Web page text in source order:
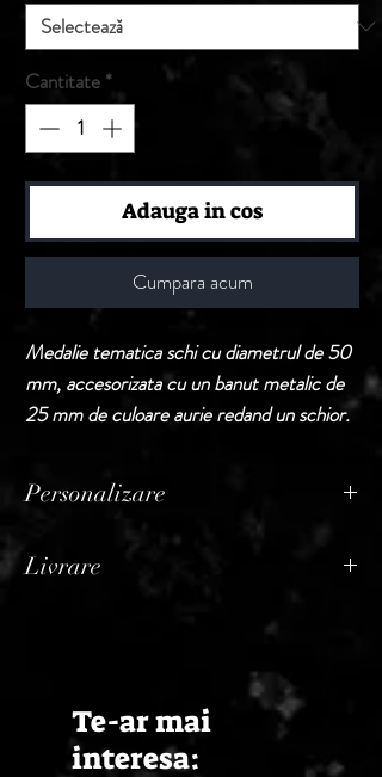
Cantitate *
Adauga in cos
Cumpara acum
Medalie tematica schi cu diametrul de 50
mm, accesorizata cu un banut metalic de
25 mm de culoare aurie redand un schior.
Personalizare
Produsele din aceasta sectiune sunt puse la
vanzare fara personalizare.
personalizarea, acest serviciu va constitui
la pretul produselor comandate initial.
Pretul pentru personalizare difera in
functie de numarul de medalii comandate
Livrare
Termen de livrare: 1 - 2 zile lucratoare, din
Te-ar mai
interesa: